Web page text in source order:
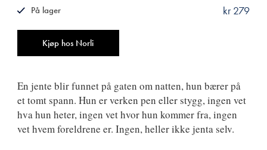
Kjøp hos Norli
kr 279
På lager
En jente blir funnet på gaten om natten, hun bærer på
et tomt spann. Hun er verken pen eller stygg, ingen vet
hva hun heter, ingen vet hvor hun kommer fra, ingen
vet hvem foreldrene er. Ingen, heller ikke jenta selv.